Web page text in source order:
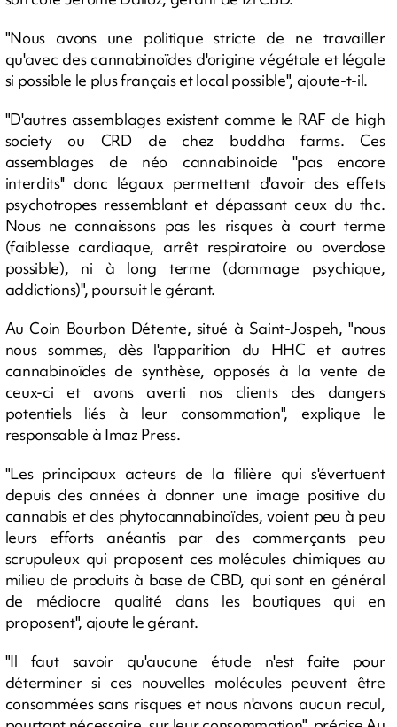
"Nous avons une politique stricte de ne travailler
qu'avec des cannabinoïdes d'origine végétale et légale
si possible le plus français et local possible", ajoute-t-il.
"D'autres assemblages existent comme le RAF de high
society ou CRD de chez buddha farms. Ces
assemblages de néo cannabinoide ''pas encore
interdits'' donc légaux permettent d'avoir des effets
psychotropes ressemblant et dépassant ceux du thc.
Nous ne connaissons pas les risques à court terme
(faiblesse cardiaque, arrêt respiratoire ou overdose
possible), ni à long terme (dommage psychique,
addictions)", poursuit le gérant.
Au Coin Bourbon Détente, situé à Saint-Jospeh, "nous
nous sommes, dès l'apparition du HHC et autres
cannabinoïdes de synthèse, opposés à la vente de
ceux-ci et avons averti nos clients des dangers
potentiels liés à leur consommation", explique le
responsable à Imaz Press.
"Les principaux acteurs de la filière qui s'évertuent
depuis des années à donner une image positive du
cannabis et des phytocannabinoïdes, voient peu à peu
leurs efforts anéantis par des commerçants peu
scrupuleux qui proposent ces molécules chimiques au
milieu de produits à base de CBD, qui sont en général
de médiocre qualité dans les boutiques qui en
proposent", ajoute le gérant.
"Il faut savoir qu'aucune étude n'est faite pour
déterminer si ces nouvelles molécules peuvent être
consommées sans risques et nous n'avons aucun recul,